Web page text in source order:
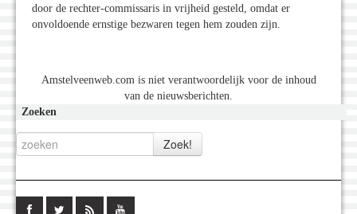
door de rechter-commissaris in vrijheid gesteld, omdat er
onvoldoende ernstige bezwaren tegen hem zouden zijn.
Amstelveenweb.com is niet verantwoordelijk voor de inhoud
van de nieuwsberichten.
Zoeken